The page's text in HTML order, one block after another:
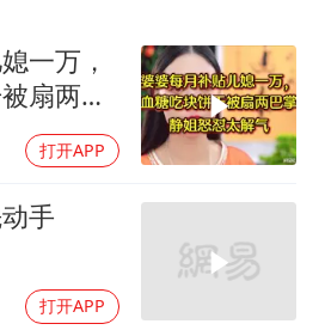
村民谈“梅姨”：叫的其实是“媒姨”
中国养老床位“三连降”
哪吒汽车南宁工厂设备降价20%拍卖
进开新局 实干挑大梁
一万，
扇两巴
打开APP
手
打开APP